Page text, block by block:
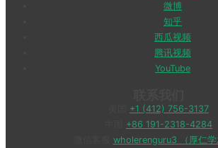
微博
知乎
西瓜视频
腾讯视频
YouTube
+1 (412) 756-3137
+86 191-2318-4284
wholerenguru3 （厚仁学